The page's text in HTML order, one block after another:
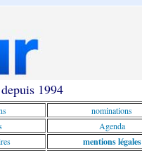
1994
nominations
Agenda
mentions légales